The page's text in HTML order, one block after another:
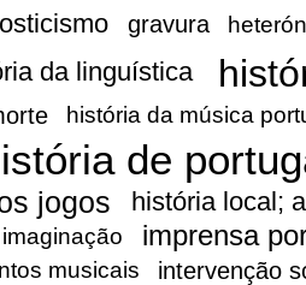
gravura
da linguística
história da música
de
jogos história local;
imaginação imprensa
musicais intervenção